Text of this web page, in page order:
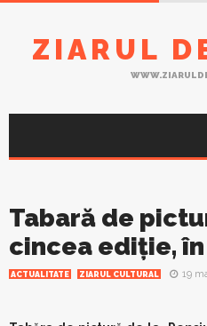
ZIARUL
Tabară de
cincea ediție,
ACTUALITATE ZIARUL CULTURAL 19